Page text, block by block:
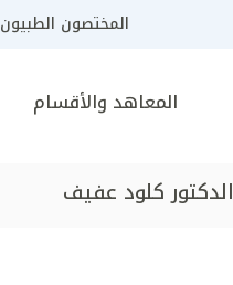
المختصون الطبيون
المعاهد والأقسام
الدكتور كلود عفيف